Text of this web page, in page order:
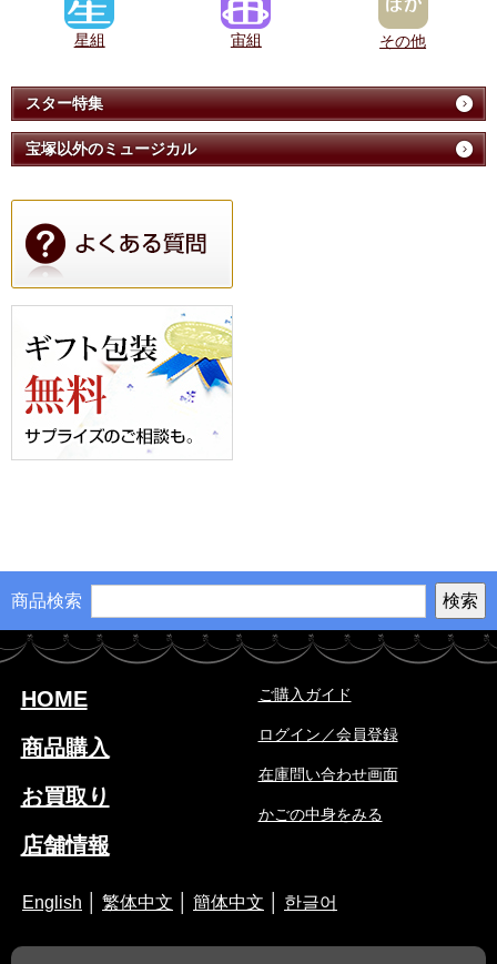
星組 宙組 その他
スター特集
宝塚以外のミュージカル
商品検索
HOME
商品購入
お買取り
店舗情報
ご購入ガイド
ログイン／会員登録
在庫問い合わせ画面
かごの中身をみる
English 繁体中文 簡体中文 한글어